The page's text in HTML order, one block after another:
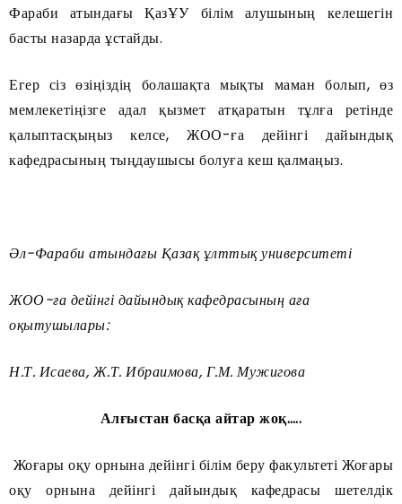
Фараби атындағы ҚазҰУ білім алушының келешегін
басты назарда ұстайды.
Егер сіз өзіңіздің болашақта мықты маман болып, өз
мемлекетіңізге адал қызмет атқаратын тұлға ретінде
қалыптасқыңыз келсе, ЖОО-ға дейінгі дайындық
кафедрасының тыңдаушысы болуға кеш қалмаңыз.
Әл-Фараби атындағы Қазақ ұлттық университеті
ЖОО-ға дейінгі дайындық кафедрасының аға
оқытушылары:
Н.Т. Исаева, Ж.Т. Ибраимова, Г.М. Мужигова
Алғыстан басқа айтар жоқ…..
Жоғары оқу орнына дейінгі білім беру факультеті Жоғары
оқу орнына дейінгі дайындық кафедрасы шетелдік